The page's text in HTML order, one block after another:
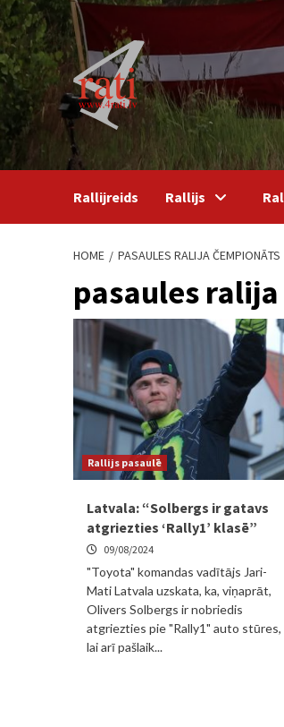
Skip
to
content
Rallijreids Rallijs
HOME PASAULES RALIJA ČEMPIONĀTS
pasaules
Rallijs pasaulē
Latvala: “Solbergs ir gatavs
atgriezties ‘Rally1’ klasē”
09/08/2024
"Toyota" komandas vadītājs Jari-
Mati Latvala uzskata, ka, viņaprāt,
Olivers Solbergs ir nobriedis
atgriezties pie "Rally1" auto stūres,
lai arī pašlaik...